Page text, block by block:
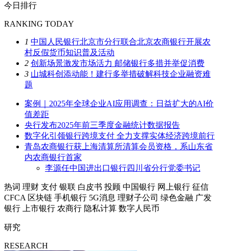
今日排行
RANKING TODAY
1 中国人民银行北京市分行联合北京农商银行开展农
村反假货币知识普及活动
2 创新场景激发市场活力 邮储银行多措并举促消费
3 山城科创添动能！建行多举措破解科技企业融资难
题
案例｜2025年全球企业AI应用调查：日益扩大的AI价
值差距
央行发布2025年前三季度金融统计数据报告
数字化引领银行跨境支付 全力支撑实体经济跨境前行
青岛农商银行获上海清算所清算会员资格，系山东省
内农商银行首家
李源任中国进出口银行四川省分行党委书记
热词 理财 支付 银联 白皮书 投顾 中国银行 网上银行 征信
CFCA 区块链 手机银行 5G消息 理财子公司 绿色金融 广发
银行
上市银行 农商行 隐私计算 数字人民币
研究
RESEARCH